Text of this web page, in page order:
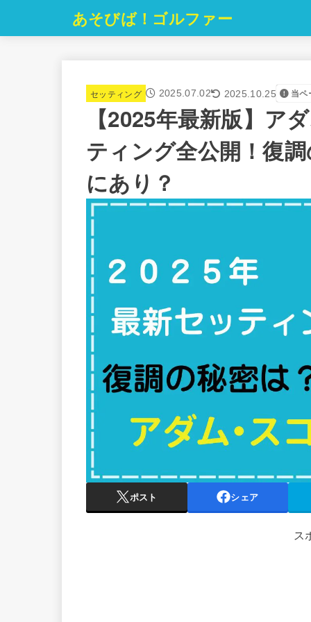
あそびば！ゴルファー
セッティング 2025.07.02 2025.10.25 当ペ
【2025年最新版】ア
ティング全公開！復
にあり？
ポスト シェア
ス